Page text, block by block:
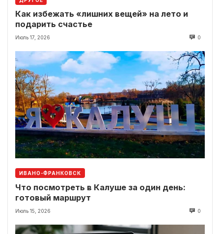
Как избежать «лишних вещей» на лето и
подарить счастье
Июль 17, 2026 0
ИВАНО-ФРАНКОВСК
Что посмотреть в Калуше за один день:
готовый маршрут
Июль 15, 2026 0